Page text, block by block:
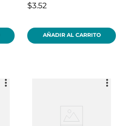
$3.52
AÑADIR AL CARRITO